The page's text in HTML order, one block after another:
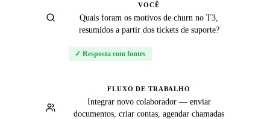
VOCÊ
Quais foram os motivos de churn no T3,
resumidos a partir dos tickets de suporte?
✓ Resposta com fontes
FLUXO DE TRABALHO
Integrar novo colaborador — enviar
documentos, criar contas, agendar chamadas